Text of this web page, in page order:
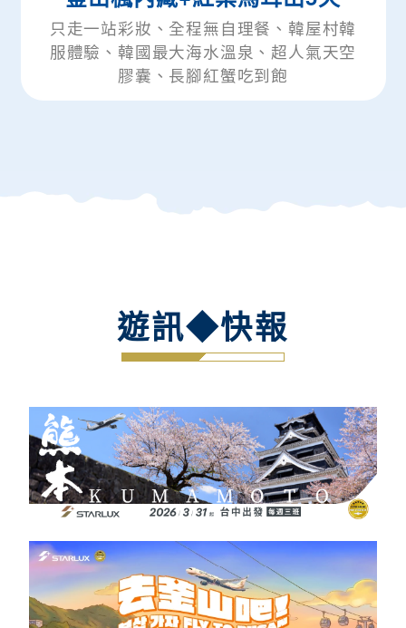
只走一站彩妝、全程無自理餐、韓屋村韓
服體驗、韓國最大海水溫泉、超人氣天空
膠囊、長腳紅蟹吃到飽
遊訊◆快報